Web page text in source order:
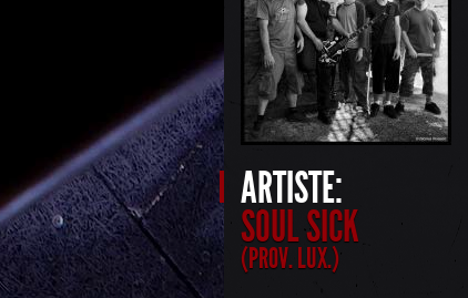
ARTISTE:
SOUL SICK
(PROV. LUX.)